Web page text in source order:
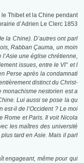
Thibet et la Chine pendant
d’Adrien Le Clerc 1853
la Chine). D’autres ont parl
Rabban Çauma, un moin
une église chrétienne,
issues, entre le VI° et l
Perse après la condamnati
distinct du Christ-
nestorien est a
Lui aussi se pose la qu
est-il de l’Occident ? Le moi
Rome et Paris. Il voit Nicola
les maîtres des université
tard en Asie. Mais il parl
engageant, même pour qui